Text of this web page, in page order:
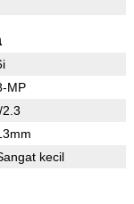
MP
2.3
kecil